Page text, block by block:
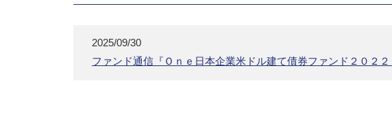
2025/09/30
ファンド通信『Ｏｎｅ日本企業米ドル建て債券ファンド２０２